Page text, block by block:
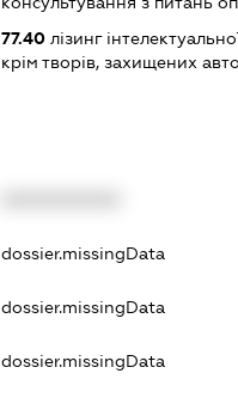
77.40 лізинг
крім творів, захищених
dossier.missingData
dossier.missingData
dossier.missingData